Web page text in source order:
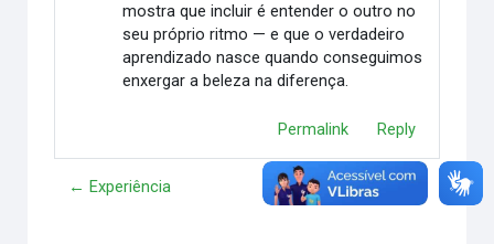
mostra que incluir é entender o outro no
seu próprio ritmo — e que o verdadeiro
aprendizado nasce quando conseguimos
enxergar a beleza na diferença.
Permalink Reply
← Experiência ............. →